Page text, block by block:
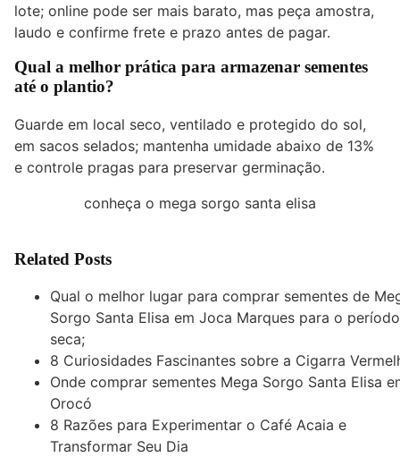
lote; online pode ser mais barato, mas peça amostra,
laudo e confirme frete e prazo antes de pagar.
Qual a melhor prática para armazenar sementes
até o plantio?
Guarde em local seco, ventilado e protegido do sol,
em sacos selados; mantenha umidade abaixo de 13%
e controle pragas para preservar germinação.
conheça o mega sorgo santa elisa
Related Posts
Qual o melhor lugar para comprar sementes de
Sorgo Santa Elisa em Joca Marques para o
seca;
8 Curiosidades Fascinantes sobre a Cigarra
Onde comprar sementes Mega Sorgo Santa Elisa
Orocó
8 Razões para Experimentar o Café Acaia e
Transformar Seu Dia